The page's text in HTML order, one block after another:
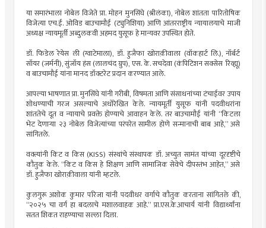
या समारंभाला नोबेल विजेते प्रा. मोहन मुनसिंघे (श्रीलंका), नोबेल शांतता पारितोषिक
विजेत्या एच.ई. ओविड बाउचामौई (ट्युनिशिया) आणि आंतरराष्ट्रीय न्यायालयाचे माजी
अध्यक्ष न्यायमूर्ती अब्दुलकवी अहमद युसूफ हे मान्यवर उपस्थित होते.
डॉ. फिडेल रेयेस ली (ग्वाटेमाला), डॉ. हुजैफा खोराक़ीवाला (वॉकहार्ट लि.), नॉर्बर्ट
सॉयर (जर्मनी), सुंजॉय हंस (लालचंद ग्रुप), एस. के. सचदेवा (कंपिटिशन सक्सेस रिव्ह्यू)
व बाउचामौई यांना मानद डॉक्टरेट प्रदान करण्यात आले.
आपल्या भाषणात प्रा. मुनसिंघे यांनी गरीबी, विषमता आणि संसाधनांच्या टंचाईवर उपाय
शोधण्याची गरज असल्याचे अधोरेखित केले. न्यायमूर्ती युसूफ यांनी पदवीधरांना
शांततेचे दूत व न्यायाचे प्रवक्ते होण्याचे आवाहन केले. तर बाउचामौई यांनी “किटला
भेट देणाऱ्या २३ नोबेल विजेत्यांच्या परंपरेत सामील होणे सन्मानाची बाब आहे,” असे
सांगितले.
वक्त्यांनी किट व किस (KISS) संस्थांचे संस्थापक डॉ. अच्युत सामंत यांच्या दूरदृष्टीचे
कौतुक केले. “किट व किस हे शिक्षण आणि सामाजिक सेवेचे दीपस्तंभ आहेत,” असे
डॉ. हुजैफा खोराक़ीवाला यांनी म्हटले.
कुलगुरू अशोक कुमार परिजा यांनी पदवीधर वर्गाचे कौतुक करताना सांगितले की,
“२०२५ चा वर्ग हा बदलाचे मशालवाहक आहे.” प्रा.एस.के.आचार्य यांनी विद्यार्थ्यांना
सतत शिकत राहण्याचा सल्ला दिला.